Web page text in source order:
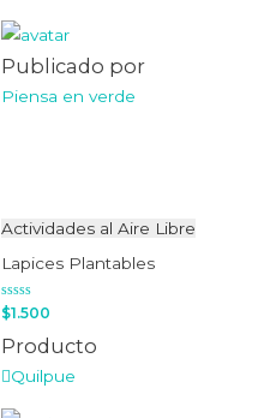
Publicado por
Piensa en verde
Actividades al Aire Libre
Lapices Plantables
Valorado
en
0
de
$1.500
Producto
Quilpue